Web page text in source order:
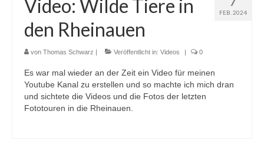
FEB. 2024
Video: Wilde Tiere in
den Rheinauen
von Thomas Schwarz | Veröffentlicht in: Videos | 0
Es war mal wieder an der Zeit ein Video für meinen
Youtube Kanal zu erstellen und so machte ich mich dran
und sichtete die Videos und die Fotos der letzten
Fototouren in die Rheinauen.